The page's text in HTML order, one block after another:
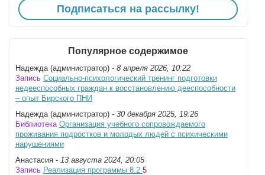
Подписаться на рассылку!
Популярное содержимое
Надежда (администратор) - 8 апреля 2026, 10:22
Запись Социально-психологический тренинг подготовки
недееспособных граждан к восстановлению дееспособности
– опыт Бирского ПНИ
Надежда (администратор) - 30 декабря 2025, 19:26
Библиотека Организация учебного сопровождаемого
проживания подростков и молодых людей с психическими
нарушениями
Анастасия - 13 августа 2024, 20:05
Запись Реализация программы 8.2 5